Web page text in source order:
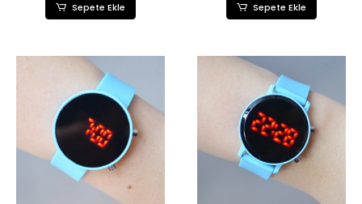
Sepete Ekle Sepete Ekle